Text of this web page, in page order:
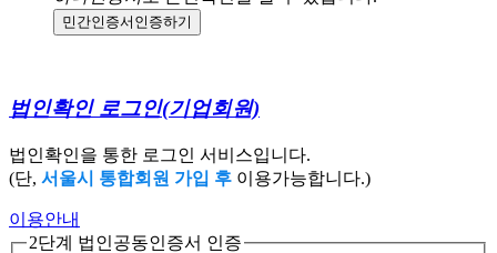
민간인증서 인증하기
법인확인 로그인(기업회원)
법인확인을 통한 로그인 서비스입니다.
(단, 서울시 통합회원 가입 후 이용가능합니다.)
이용안내
2단계 법인공동인증서 인증